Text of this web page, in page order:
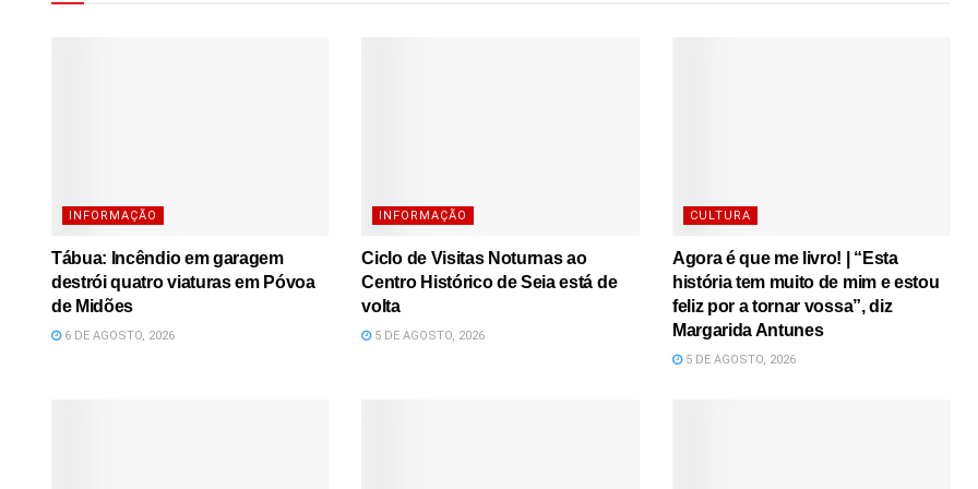
INFORMAÇÃO
Tábua: Incêndio em garagem
destrói quatro viaturas em Póvoa
de Midões
6 DE AGOSTO, 2026
INFORMAÇÃO
Ciclo de Visitas Noturnas ao
Centro Histórico de Seia está de
volta
5 DE AGOSTO, 2026
CULTURA
Agora é que me livro! | “Esta
história tem muito de mim e estou
feliz por a tornar vossa”, diz
Margarida Antunes
5 DE AGOSTO, 2026